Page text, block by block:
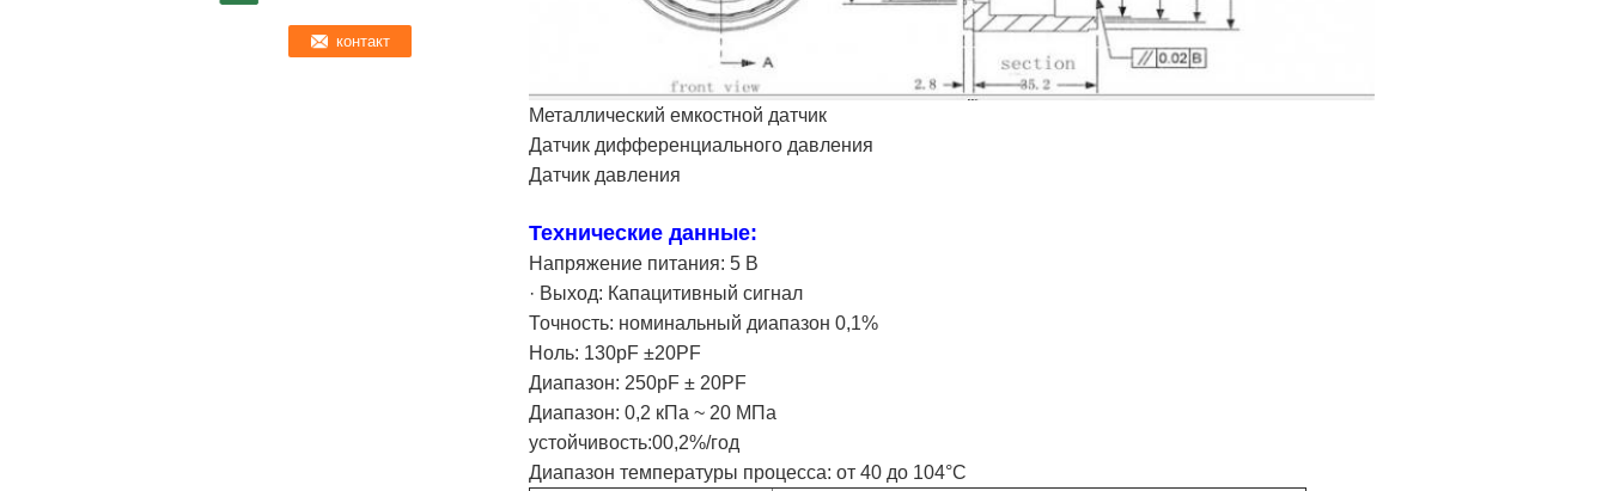
Металлический емкостной датчик
Датчик дифференциального давления
Датчик давления
Технические данные:
Напряжение питания: 5 В
· Выход: Капацитивный сигнал
Точность: номинальный диапазон 0,1%
Ноль: 130pF ±20PF
Диапазон: 250pF ± 20PF
Диапазон: 0,2 кПа ~ 20 МПа
устойчивость:00,2%/год
Диапазон температуры процесса: от 40 до 104°С